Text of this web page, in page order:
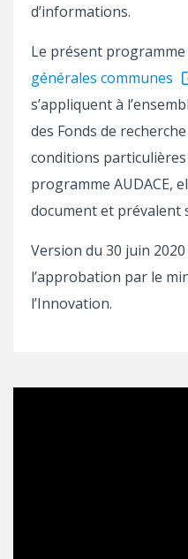
d’informations.
Le présent
générales communes
s’appliquent à
des Fonds de
conditions particulières
programme AUDACE,
document et prévalent
Version du 30 juin
l’approbation par le
l’Innovation.